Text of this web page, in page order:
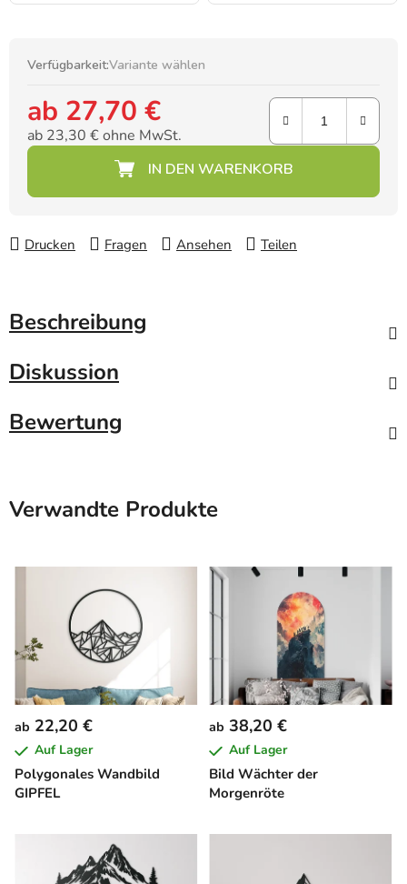
Verfügbarkeit:Variante wählen
ab 27,70 €
ab 23,30 €ohne MwSt.
Drucken Fragen Ansehen Teilen
Beschreibung
Diskussion
Bewertung
Verwandte Produkte
Polygonales Wandbild
GIPFEL
ab 22,20 €
Auf Lager
Bild Wächter der
Morgenröte
ab 38,20 €
Auf Lager